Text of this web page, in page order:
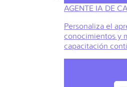
AGENTE IA DE
Personaliza el
conocimientos y
capacitación